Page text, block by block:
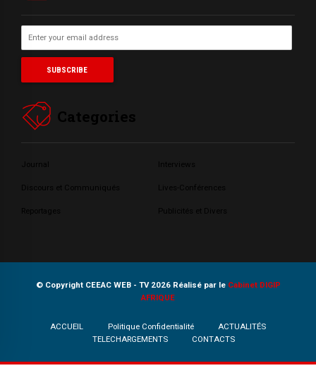
Categories
Journal Interviews
Discours et Communiqués Lives-Conférences
Reportages Publicités et Divers
© Copyright CEEAC WEB - TV 2026 Réalisé par le Cabinet DIGIP
AFRIQUE
ACCUEIL Politique Confidentialité
ACTUALITÉS
TELECHARGEMENTS
CONTACTS